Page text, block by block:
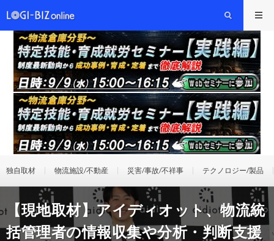
独自取材 物流施設/不動産 災害/事故/不祥事 テクノロジー/製品
【現地取材】アイディオット、物流統
括管理者の情報収集や分析・判断支援